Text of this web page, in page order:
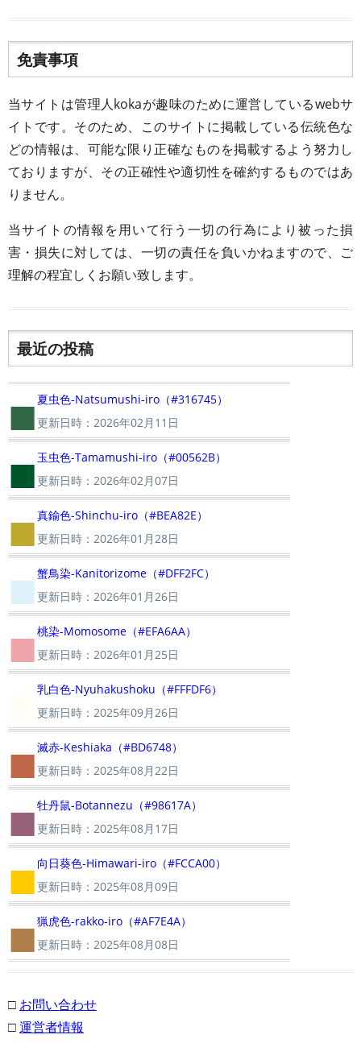
免責事項
当サイトは管理人kokaが趣味のために運営しているwebサ
イトです。そのため、このサイトに掲載している伝統色な
どの情報は、可能な限り正確なものを掲載するよう努力し
ておりますが、その正確性や適切性を確約するものではあ
りません。
当サイトの情報を用いて行う一切の行為により被った損
害・損失に対しては、一切の責任を負いかねますので、ご
理解の程宜しくお願い致します。
最近の投稿
■ 夏虫色-Natsumushi-iro（#316745）
更新日時：2026年02月11日
■ 玉虫色-Tamamushi-iro（#00562B）
更新日時：2026年02月07日
■真鍮色-Shinchu-iro（#BEA82E）
更新日時：2026年01月28日
■ 蟹鳥染-Kanitorizome（#DFF2FC）
更新日時：2026年01月26日
■桃染-Momosome（#EFA6AA）
更新日時：2026年01月25日
乳白色-Nyuhakushoku（#FFFDF6）
更新日時：2025年09月26日
■滅赤-Keshiaka（#BD6748）
更新日時：2025年08月22日
■牡丹鼠-Botannezu（#98617A）
更新日時：2025年08月17日
■ 向日葵色-Himawari-iro（#FCCA00）
更新日時：2025年08月09日
■猟虎色-rakko-iro（#AF7E4A）
更新日時：2025年08月08日
□ お問い合わせ
□運営者情報